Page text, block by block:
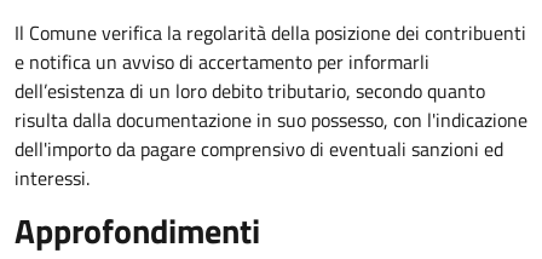
Il Comune verifica la regolarità della posizione dei contribuenti
e notifica un avviso di accertamento per informarli
dell’esistenza di un loro debito tributario, secondo quanto
risulta dalla documentazione in suo possesso, con l'indicazione
dell'importo da pagare comprensivo di eventuali sanzioni ed
interessi.
Approfondimenti